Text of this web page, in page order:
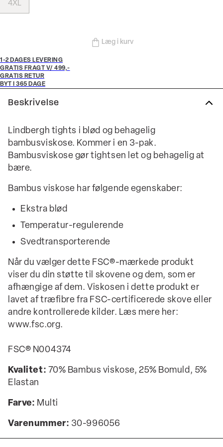
4XL
Læg i kurv
1-2 DAGES LEVERING
GRATIS FRAGT V/ 499,-
GRATIS RETUR
BYT I 365 DAGE
Beskrivelse
Lindbergh tights i blød og behagelig
bambusviskose. Kommer i en 3-pak.
Bambusviskose gør tightsen let og behagelig at
bære.
Bambus viskose har følgende egenskaber:
Ekstra blød
Temperatur-regulerende
Svedtransporterende
Når du vælger dette FSC®-mærkede produkt
viser du din støtte til skovene og dem, som er
afhængige af dem. Viskosen i dette produkt er
lavet af træfibre fra FSC-certificerede skove eller
andre kontrollerede kilder. Læs mere her:
www.fsc.org.
FSC® N004374
Kvalitet: 70% Bambus viskose, 25% Bomuld, 5%
Elastan
Farve: Multi
Varenummer: 30-996056